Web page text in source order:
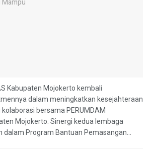
Kabupaten Mojokerto kembali
dalam meningkatkan kesejahteraan
bersama PERUMDAM
Mojokerto. Sinergi kedua lembaga
Program Bantuan Pemasangan...